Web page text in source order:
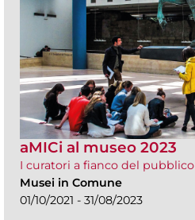
aMICi al museo 2023
I curatori a fianco del pubblico
Musei in Comune
01/10/2021 - 31/08/2023